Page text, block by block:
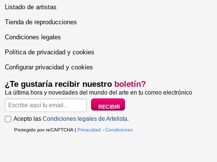
Listado de artistas
Tienda de reproducciones
Condiciones legales
Política de privacidad y cookies
Configurar privacidad y cookies
¿Te gustaría recibir nuestro boletín?
La última hora y novedades del mundo del arte en tu correo electrónico
Acepto las Condiciones legales de Artelista.
Protegido por reCAPTCHA | Privacidad - Condiciones